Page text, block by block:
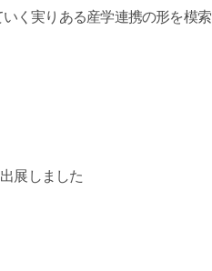
く実りある産学連携の形を模索
展しました